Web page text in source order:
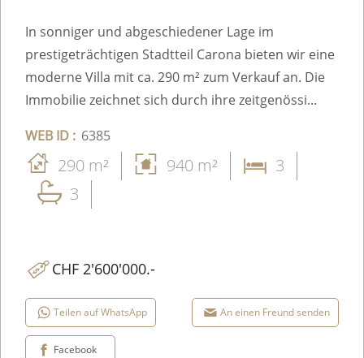
In sonniger und abgeschiedener Lage im
prestigeträchtigen Stadtteil Carona bieten wir eine
moderne Villa mit ca. 290 m² zum Verkauf an. Die
Immobilie zeichnet sich durch ihre zeitgenössi...
WEB ID : 6385
290 m² 940 m²
3
3
CHF 2'600'000.-
Teilen auf WhatsApp An einen Freund senden
Facebook